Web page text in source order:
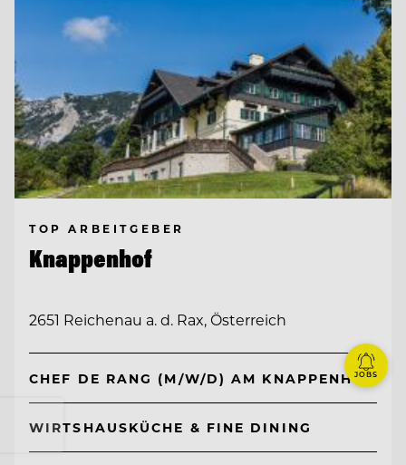
TOP ARBEITGEBER
Knappenhof
2651 Reichenau a. d. Rax, Österreich
CHEF DE RANG (M/W/D) AM KNAPPENHOF
WIRTSHAUSKÜCHE & FINE DINING
JOBS